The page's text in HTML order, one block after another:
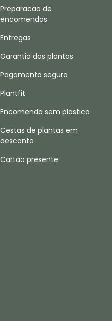
Preparacao de
encomendas
Entregas
Garantia das plantas
Pagamento seguro
Plantfit
Encomenda sem plastico
Cestas de plantas em
desconto
Cartao presente